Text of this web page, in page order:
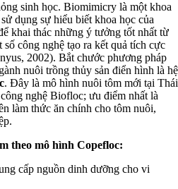
sinh học. Biomimicry là một khoa
dụng sự hiểu biết khoa học của
khai thác những ý tưởng tốt nhất từ
công nghệ tạo ra kết quả tích cực
2002). Bắt chước phương pháp
nuôi trồng thủy sản điển hình là hệ
. Đây là mô hình nuôi tôm mới tại Thái
nghệ Biofloc; ưu điểm nhất là
làm thức ăn chính cho tôm nuôi,
theo mô hình Copefloc:
cấp nguồn dinh dưỡng cho vi